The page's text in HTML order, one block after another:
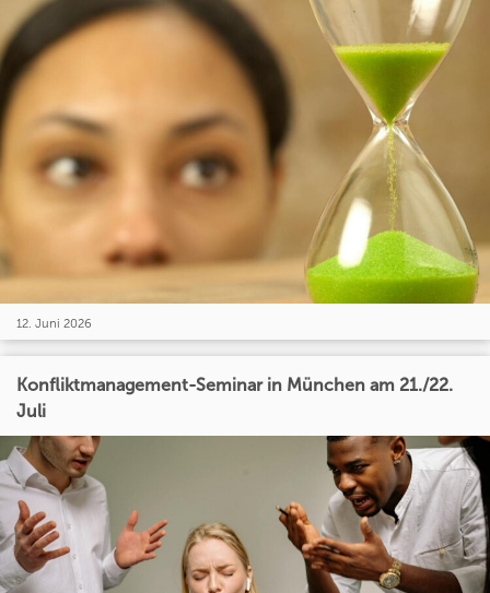
12. Juni 2026
Konfliktmanagement-Seminar in München am 21./22.
Juli